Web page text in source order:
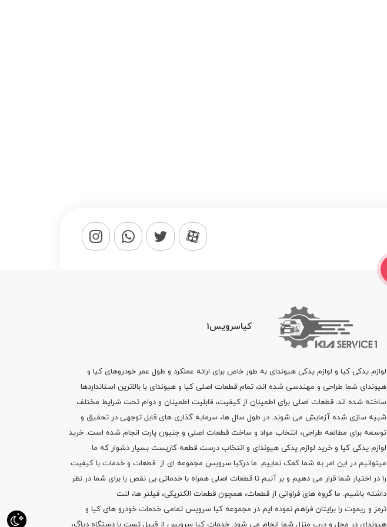
کیاسرویس1
لوازم یدکی کیا و لوازم یدکی هیوندای به طور خاص برای ارائه عملکرد و طول عمر خودروهای کیا و
هیوندای شما طراحی و مهندسی شده اند، تمام قطعات اصلی کیا و هیوندای با بالاترین استانداردها
ساخته شده اند. قطعات اصلی برای اطمینان از کیفیت، قابلیت اطمینان و دوام تحت شرایط مختلف
شبیه سازی شده آزمایش می شوند. در طول سال ها، سرمایه گذاری های قابل توجهی در تحقیق و
توسعه برای مطالعه طراحی، انتخاب مواد و ساخت قطعات اصلی و جنیون پارت انجام شده است. خرید
لوازم یدکی کیا و خرید لوازم یدکی هیوندای و انتخاب درست قطعه کاریست بسیار دشوار که ما
میتوانیم در این امر به شما کمک نماییم. ما درکیا سرویس مجموعه ای از قطعات و خدمات با کیفیت
را در اختیار شما قرار می دهیم و بر آنیم تا قطعات اصلی همراه با خدماتی بی نقص را برای شما در نظر
داشته باشیم. ما گروه های فراوانی از قطعات، همچون قطعات الکتریکی، فیلتر ها، لنت
ترمز و ریموت را برایتان فراهم نموده ایم در مجموعه کیا سرویس تمامی خدمات خودرو های کیا و
هیوندای در محل و درب منزل شما انجام می شود. خدمات کیا سرویس از قبیل تست با دستگاه دیاگ،